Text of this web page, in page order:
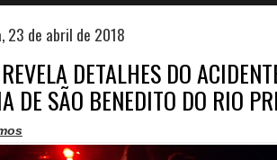
23 de abril de 2018
DETALHES DO
DE SÃO BENEDITO DO RIO